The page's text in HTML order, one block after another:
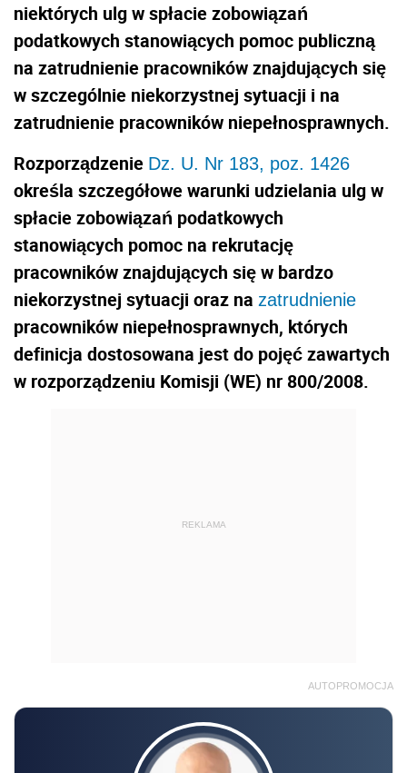
niektórych ulg w spłacie zobowiązań
podatkowych stanowiących pomoc publiczną
na zatrudnienie pracowników znajdujących się
w szczególnie niekorzystnej sytuacji i na
zatrudnienie pracowników niepełnosprawnych.
Rozporządzenie Dz. U. Nr 183, poz. 1426
określa szczegółowe warunki udzielania ulg w
spłacie zobowiązań podatkowych
stanowiących pomoc na rekrutację
pracowników znajdujących się w bardzo
niekorzystnej sytuacji oraz na zatrudnienie
pracowników niepełnosprawnych, których
definicja dostosowana jest do pojęć zawartych
w rozporządzeniu Komisji (WE) nr 800/2008.
REKLAMA
AUTOPROMOCJA